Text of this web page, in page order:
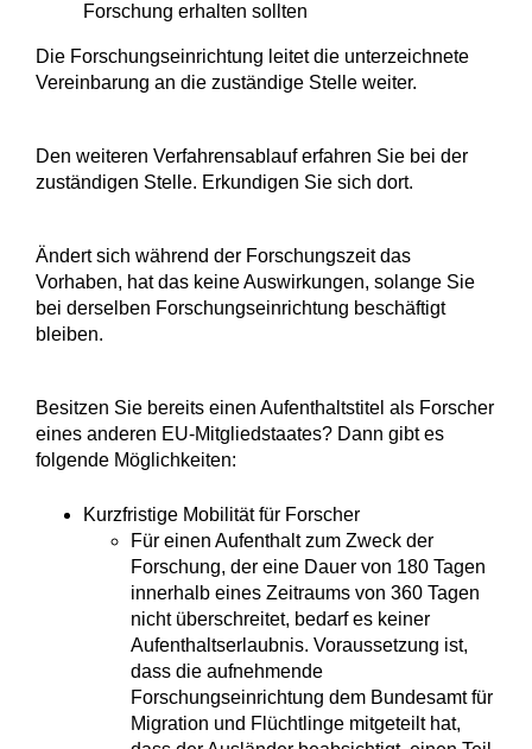
Forschung erhalten sollten
Die Forschungseinrichtung leitet die unterzeichnete
Vereinbarung an die zuständige Stelle weiter.
Den weiteren Verfahrensablauf erfahren Sie bei der
zuständigen Stelle. Erkundigen Sie sich dort.
Ändert sich während der Forschungszeit das
Vorhaben, hat das keine Auswirkungen, solange Sie
bei derselben Forschungseinrichtung beschäftigt
bleiben.
Besitzen Sie bereits einen Aufenthaltstitel als Forscher
eines anderen EU-Mitgliedstaates? Dann gibt es
folgende Möglichkeiten:
Kurzfristige Mobilität für Forscher
Für einen Aufenthalt zum Zweck der
Forschung, der eine Dauer von 180 Tagen
innerhalb eines Zeitraums von 360 Tagen
nicht überschreitet, bedarf es keiner
Aufenthaltserlaubnis. Voraussetzung ist,
dass die aufnehmende
Forschungseinrichtung dem Bundesamt für
Migration und Flüchtlinge mitgeteilt hat,